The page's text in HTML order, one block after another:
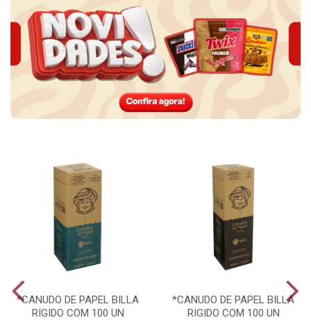
*CANUDO DE PAPEL BILLA
RIGIDO COM 100 UN
*CANUDO DE PAPEL BILLA
RIGIDO COM 100 UN